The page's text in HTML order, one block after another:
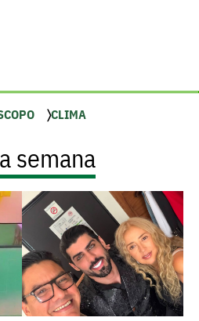
CLIMA
semana